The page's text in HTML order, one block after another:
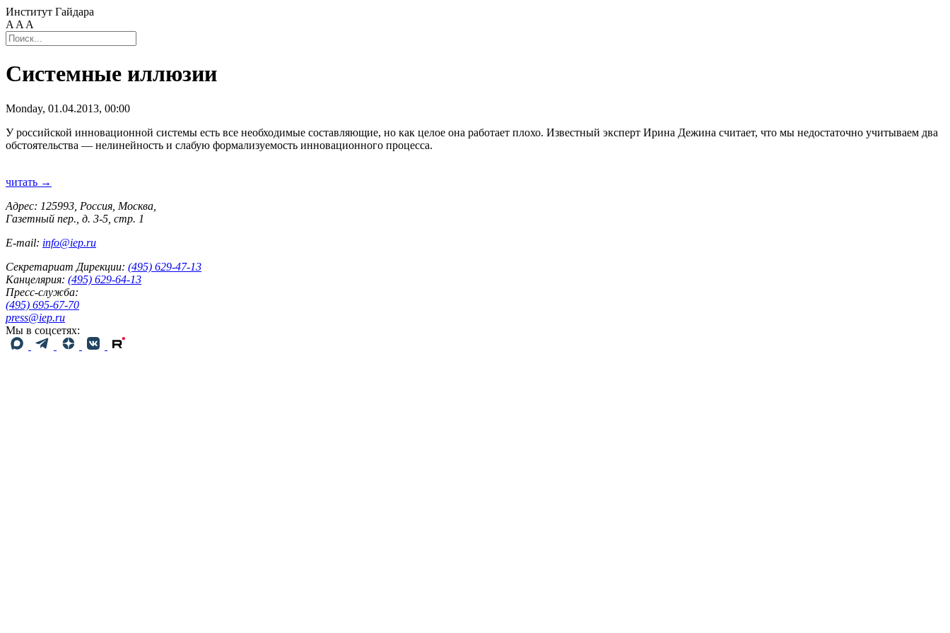
Институт Гайдара
A A A
Системные иллюзии
Monday, 01.04.2013, 00:00
У российской инновационной системы есть все необходимые составляющие, но как целое она работает плохо. Известный эксперт Ирина Дежина считает, что мы недостаточно учитываем два
обстоятельства — нелинейность и слабую формализуемость инновационного процесса.
читать →
Адрес: 125993, Россия, Москва,
Газетный пер., д. 3-5, стр. 1
E-mail: info@iep.ru
Секретариат Дирекции: (495) 629-47-13
Канцелярия: (495) 629-64-13
Пресс-служба:
(495) 695-67-70
press@iep.ru
Мы в соцсетях: